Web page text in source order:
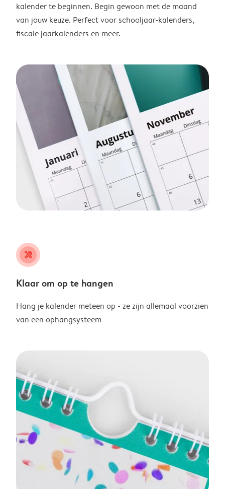
kalender te beginnen. Begin gewoon met de maand
van jouw keuze. Perfect voor schooljaar-kalenders,
fiscale jaarkalenders en meer.
tools
Klaar om op te hangen
Hang je kalender meteen op - ze zijn allemaal voorzien
van een ophangsysteem